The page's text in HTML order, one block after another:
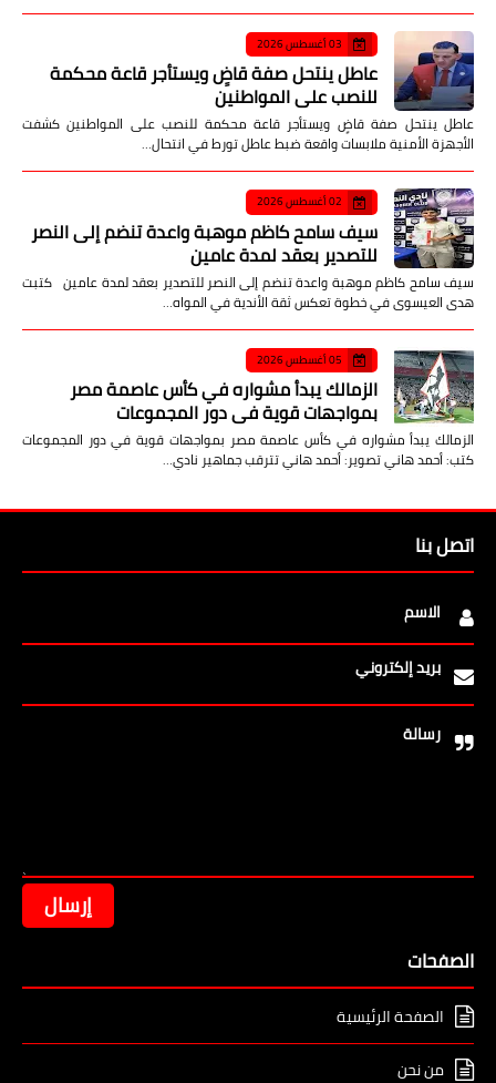
03 أغسطس 2026
عاطل ينتحل صفة قاضٍ ويستأجر قاعة محكمة
للنصب على المواطنين
عاطل ينتحل صفة قاضٍ ويستأجر قاعة محكمة للنصب على المواطنين كشفت
الأجهزة الأمنية ملابسات واقعة ضبط عاطل تورط في انتحال…
02 أغسطس 2026
سيف سامح كاظم موهبة واعدة تنضم إلى النصر
للتصدير بعقد لمدة عامين
سيف سامح كاظم موهبة واعدة تنضم إلى النصر للتصدير بعقد لمدة عامين كتبت
هدى العيسوى في خطوة تعكس ثقة الأندية في المواه…
05 أغسطس 2026
الزمالك يبدأ مشواره في كأس عاصمة مصر
بمواجهات قوية في دور المجموعات
الزمالك يبدأ مشواره في كأس عاصمة مصر بمواجهات قوية في دور المجموعات
كتب: أحمد هاني تصوير: أحمد هاني تترقب جماهير نادي…
اتصل بنا
الاسم
بريد إلكتروني
رسالة
الصفحات
الصفحة الرئيسية
من نحن